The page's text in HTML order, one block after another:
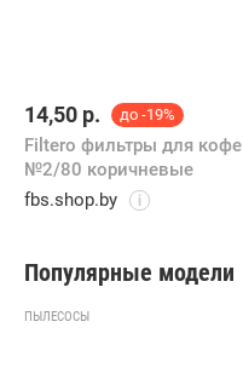
14,50 р. до -19%
Filtero фильтры для кофе
№2/80 коричневые
fbs.shop.by
i
Популярные модели
ПЫЛЕСОСЫ